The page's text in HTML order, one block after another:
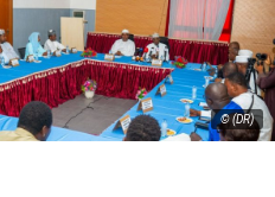
© (DR)